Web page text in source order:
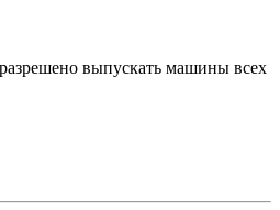
выпускать машины всех